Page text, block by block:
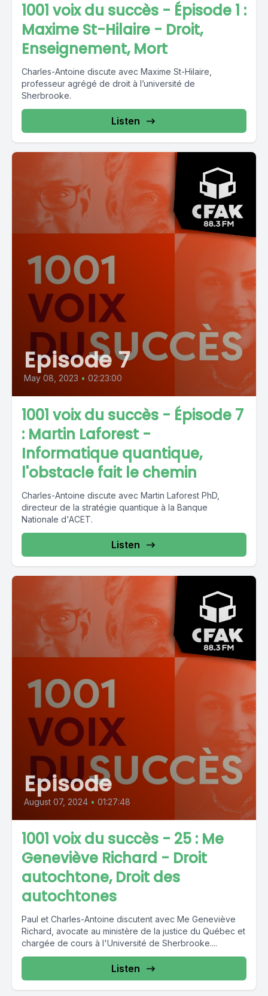
1001 voix du succès - Épisode 1 :
Maxime St-Hilaire - Droit,
Enseignement, Mort
Charles-Antoine discute avec Maxime St-Hilaire,
professeur agrégé de droit à l’université de
Sherbrooke.
Listen
Episode 7
May 08, 2023 • 02:23:00
1001 voix du succès - Épisode 7
: Martin Laforest -
Informatique quantique,
l'obstacle fait le chemin
Charles-Antoine discute avec Martin Laforest PhD,
directeur de la stratégie quantique à la Banque
Nationale d'ACET.
Listen
Episode
August 07, 2024 • 01:27:48
1001 voix du succès - 25 : Me
Geneviève Richard - Droit
autochtone, Droit des
autochtones
Paul et Charles-Antoine discutent avec Me Geneviève
Richard, avocate au ministère de la justice du Québec et
chargée de cours à l'Université de Sherbrooke....
Listen